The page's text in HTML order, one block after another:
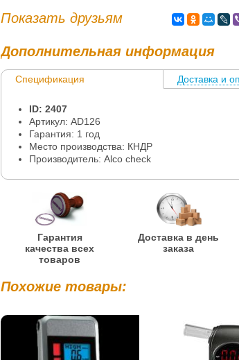
Показать друзьям
Дополнительная информация
Спецификация Доставка и
ID: 2407
Артикул: AD126
Гарантия: 1 год
Место производства: КНДР
Производитель: Alco check
Гарантия
качества всех
товаров
Доставка в день
заказа
Похожие товары: